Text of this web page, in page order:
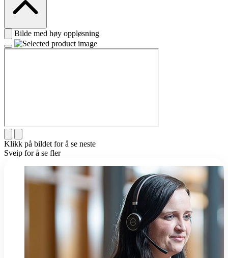
Bilde med høy oppløsning
Klikk på bildet for å se neste
Sveip for å se fler